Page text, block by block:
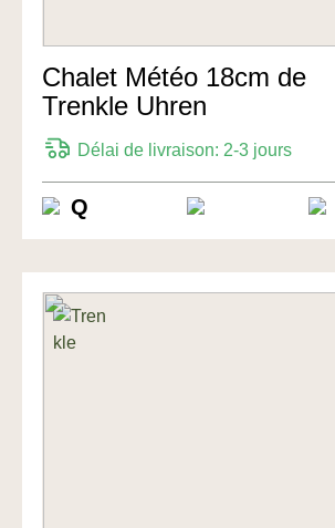
Chalet Météo 18cm de
Trenkle Uhren
Délai de livraison: 2-3 jours
Q